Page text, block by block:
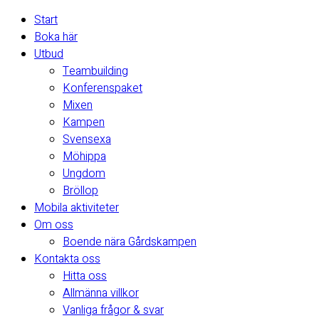
Start
Boka här
Utbud
Teambuilding
Konferenspaket
Mixen
Kampen
Svensexa
Möhippa
Ungdom
Bröllop
Mobila aktiviteter
Om oss
Boende nära Gårdskampen
Kontakta oss
Hitta oss
Allmänna villkor
Vanliga frågor & svar